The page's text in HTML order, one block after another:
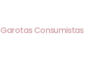
Garotas Consumistas